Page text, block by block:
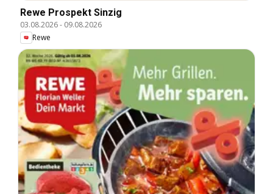
Rewe Prospekt Sinzig
03.08.2026- 09.08.2026
Rewe